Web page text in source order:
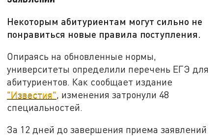
Некоторым абитуриентам могут сильно не
понравиться новые правила поступления.
Опираясь на обновленные нормы,
университеты определили перечень ЕГЭ для
абитуриентов. Как сообщает издание
"Известия", изменения затронули 48
специальностей.
За 12 дней до завершения приема заявлений